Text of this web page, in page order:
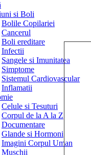
si Boli
Bolile Copilariei
Cancerul
Boli ereditare
Infectii
Sangele si Imunitatea
Simptome
Sistemul Cardiovascular
Inflamatii
Celule si Tesuturi
Corpul de la A la Z
Documentare
Glande si Hormoni
Imagini Corpul Uman
Muschii